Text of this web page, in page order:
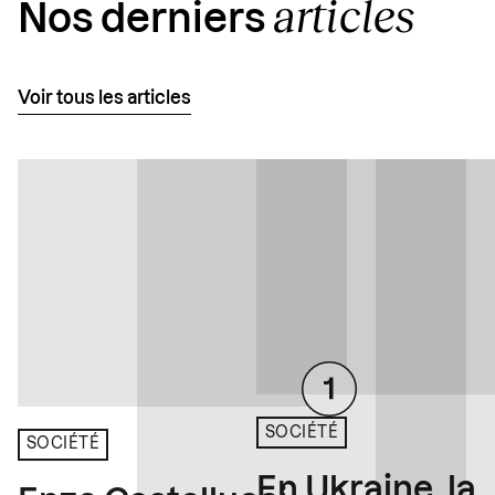
Nos derniers articles
Voir tous les articles
SOCIÉTÉ
SOCIÉTÉ